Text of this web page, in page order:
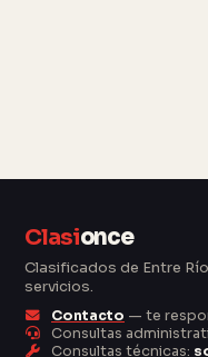
Clasionce
Clasificados de Entre
servicios.
Contacto — te
Consultas
Consultas técnicas: